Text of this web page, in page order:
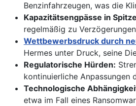
Benzinfahrzeugen, was die
Kapazitätsengpässe in
regelmäßig zu
Wettbewerbsdruck durch
Hermes unter Druck, seine
Regulatorische Hürden:
kontinuierliche Anpassungen
Technologische
etwa im Fall eines